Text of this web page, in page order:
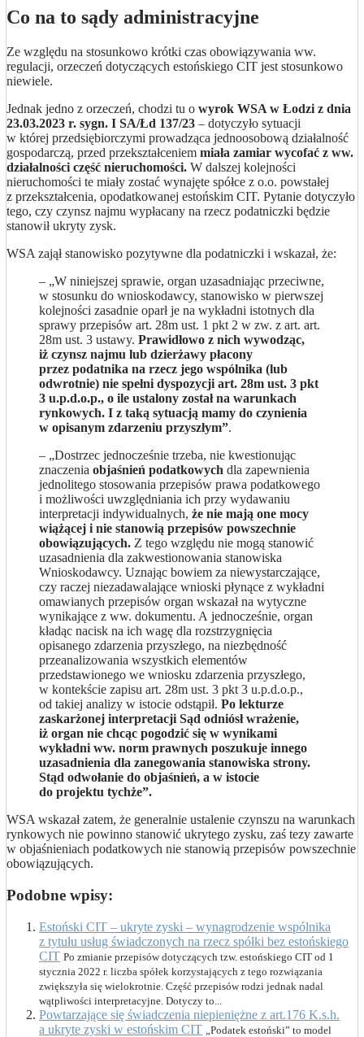
Co na to sądy administracyjne
Ze względu na stosunkowo krótki czas obowiązywania ww.
regulacji, orzeczeń dotyczących estońskiego CIT jest stosunkowo
niewiele.
Jednak jedno z orzeczeń, chodzi tu o wyrok WSA w Łodzi z dnia
23.03.2023 r. sygn. I SA/Łd 137/23 – dotyczyło sytuacji
w której przedsiębiorczymi prowadząca jednoosobową działalność
gospodarczą, przed przekształceniem miała zamiar wycofać z ww.
działalności część nieruchomości. W dalszej kolejności
nieruchomości te miały zostać wynajęte spółce z o.o. powstałej
z przekształcenia, opodatkowanej estońskim CIT. Pytanie dotyczyło
tego, czy czynsz najmu wypłacany na rzecz podatniczki będzie
stanowił ukryty zysk.
WSA zajął stanowisko pozytywne dla podatniczki i wskazał, że:
– „W niniejszej sprawie, organ uzasadniając przeciwne,
w stosunku do wnioskodawcy, stanowisko w pierwszej
kolejności zasadnie oparł je na wykładni istotnych dla
sprawy przepisów art. 28m ust. 1 pkt 2 w zw. z art. art.
28m ust. 3 ustawy. Prawidłowo z nich wywodząc,
iż czynsz najmu lub dzierżawy płacony
przez podatnika na rzecz jego wspólnika (lub
odwrotnie) nie spełni dyspozycji art. 28m ust. 3 pkt
3 u.p.d.o.p., o ile ustalony został na warunkach
rynkowych. I z taką sytuacją mamy do czynienia
w opisanym zdarzeniu przyszłym”.
– „Dostrzec jednocześnie trzeba, nie kwestionując
znaczenia objaśnień podatkowych dla zapewnienia
jednolitego stosowania przepisów prawa podatkowego
i możliwości uwzględniania ich przy wydawaniu
interpretacji indywidualnych, że nie mają one mocy
wiążącej i nie stanowią przepisów powszechnie
obowiązujących. Z tego względu nie mogą stanowić
uzasadnienia dla zakwestionowania stanowiska
Wnioskodawcy. Uznając bowiem za niewystarczające,
czy raczej niezadawalające wnioski płynące z wykładni
omawianych przepisów organ wskazał na wytyczne
wynikające z ww. dokumentu. A jednocześnie, organ
kładąc nacisk na ich wagę dla rozstrzygnięcia
opisanego zdarzenia przyszłego, na niezbędność
przeanalizowania wszystkich elementów
przedstawionego we wniosku zdarzenia przyszłego,
w kontekście zapisu art. 28m ust. 3 pkt 3 u.p.d.o.p.,
od takiej analizy w istocie odstąpił. Po lekturze
zaskarżonej interpretacji Sąd odniósł wrażenie,
iż organ nie chcąc pogodzić się w wynikami
wykładni ww. norm prawnych poszukuje innego
uzasadnienia dla zanegowania stanowiska strony.
Stąd odwołanie do objaśnień, a w istocie
do projektu tychże”.
WSA wskazał zatem, że generalnie ustalenie czynszu na warunkach
rynkowych nie powinno stanowić ukrytego zysku, zaś tezy zawarte
w objaśnieniach podatkowych nie stanowią przepisów powszechnie
obowiązujących.
Podobne wpisy:
Estoński CIT – ukryte zyski – wynagrodzenie wspólnika
z tytułu usług świadczonych na rzecz spółki bez estońskiego
CIT Po zmianie przepisów dotyczących tzw. estońskiego CIT od 1
stycznia 2022 r. liczba spółek korzystających z tego rozwiązania
zwiększyła się wielokrotnie. Część przepisów rodzi jednak nadal
wątpliwości interpretacyjne. Dotyczy to...
Powtarzające się świadczenia niepieniężne z art.176 K.s.h.
a ukryte zyski w estońskim CIT
„Podatek estoński” to model